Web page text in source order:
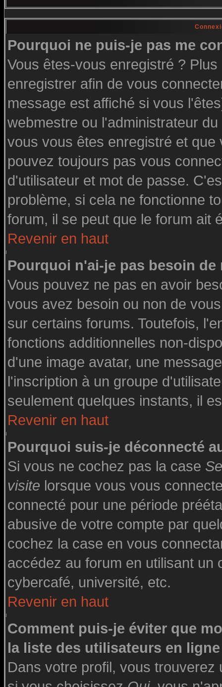
Pourquoi ne puis-je pas me
Vous êtes-vous enregistré ?
enregistrer afin de vous
message est affiché si vous
webmestre ou l'administrateur
vous vous êtes enregistré et
pouvez toujours pas vous
d'utilisateur et mot de passe.
problème, si cela ne fonctionne
forum, il se peut que le forum ait
Revenir en haut
Pourquoi n'ai-je pas besoin
Vous pouvez ne pas en avoir
vous avez besoin ou non de
sur certains forums. Toutefois,
fonctions additionnelles non-
d'une image avatar, une
l'inscription à un groupe
seulement quelques instants, il
Revenir en haut
Pourquoi suis-je déconnecté
Si vous ne cochez pas la case
visite lorsque vous vous
connecté pour une période
abusive de votre compte par
cochez la case en vous
accédez au forum en utilisant un
cybercafé, université, etc.
Revenir en haut
Comment puis-je éviter que
la liste des utilisateurs en
Dans votre profil, vous trouverez